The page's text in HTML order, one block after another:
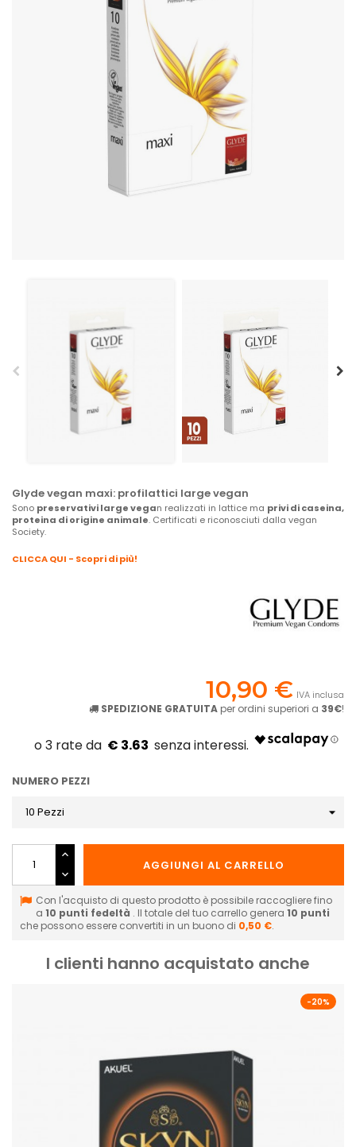
Glyde vegan maxi: profilattici large vegan
Sono preservativi large vegan realizzati in lattice ma privi di caseina,
proteina di origine animale. Certificati e riconosciuti dalla vegan
Society.
CLICCA QUI - Scopri di più!
10,90 € IVA inclusa
SPEDIZIONE GRATUITA per ordini superiori a 39€!
€ 3.63
NUMERO PEZZI
AGGIUNGI AL CARRELLO
Con l'acquisto di questo prodotto è possibile raccogliere fino
a 10 punti fedeltà . Il totale del tuo carrello genera 10 punti
che possono essere convertiti in un buono di 0,50 €.
I clienti hanno acquistato anche
-20%